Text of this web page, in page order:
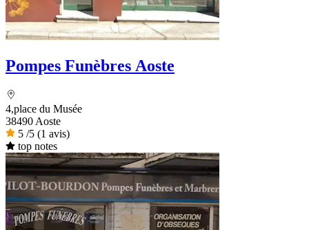
Pompes Funèbres Aoste
4,place du Musée
38490 Aoste
5 /5 (1 avis)
top notes